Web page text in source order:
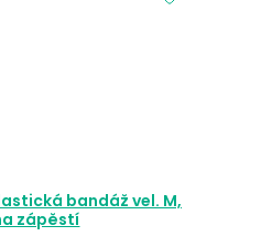
bandáž vel. M,
zápěstí